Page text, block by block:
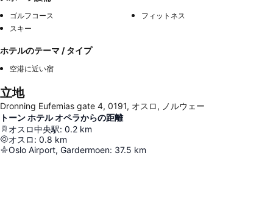
ゴルフコース
フィットネス
スキー
ホテルのテーマ / タイプ
空港に近い宿
立地
Dronning Eufemias gate 4, 0191, オスロ, ノルウェー
トーン ホテル オペラからの距離
オスロ中央駅: 0.2 km
オスロ: 0.8 km
Oslo Airport, Gardermoen: 37.5 km